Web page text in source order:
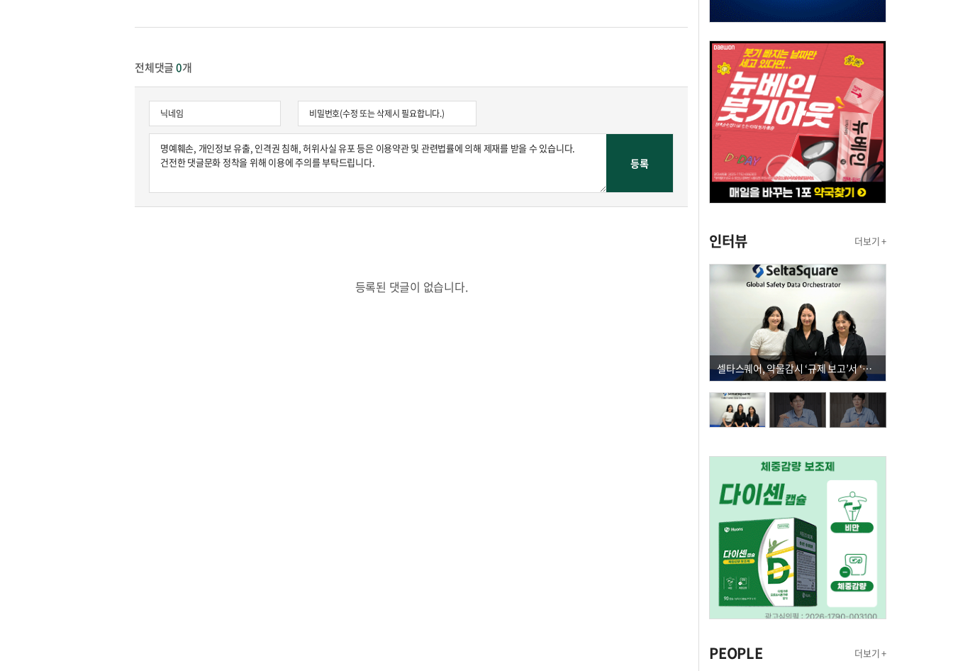
전체댓글0개
등록된 댓글이 없습니다.
인터뷰 더보기 +
셀타스퀘어, 약물감시 ‘규제 보고’서 ‘데이터 의사결정’으로 "PVX 전환 요구 커진다"
PEOPLE 더보기 +